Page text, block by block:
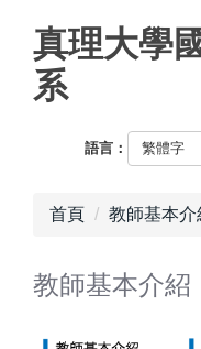
真理大學
系
語言：
首頁 教師基本介
教師基本介紹